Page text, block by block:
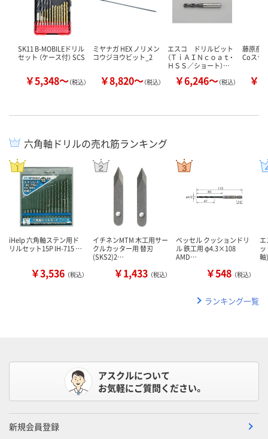
SK11 B-MOBILEドリル
セット （ケース付） SCS
￥5,348～（税込）
ミヤナガ HEX ノリメン
コウジヨウビット_2
￥8,820～（税込）
エスコ ドリルビット
（ＴｉＡＩＮｃｏａｔ・
ＨＳＳ／ショート）…
￥6,246～（税込）
藤原産
Coステ
￥
六角軸ドリルの売れ筋ランキング
iHelp 六角軸ステン用ド
リルセット15P IH-715 …
￥3,536 （税込）
イチネンMTM 木工用サー
クルカッター用 替刃
(SKS2)2…
￥1,433 （税込）
ベッセル クッションドリ
ル 鉄工用 φ4.3×108
AMD…
￥548 （税込）
ランキング一覧
アスクルについて
お気軽にご質問ください。
新規会員登録